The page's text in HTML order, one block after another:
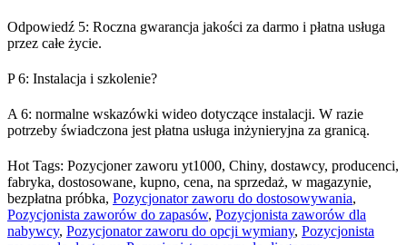
Odpowiedź 5: Roczna gwarancja jakości za darmo i płatna usługa
przez całe życie.
P 6: Instalacja i szkolenie?
A 6: normalne wskazówki wideo dotyczące instalacji. W razie
potrzeby świadczona jest płatna usługa inżynieryjna za granicą.
Hot Tags: Pozycjoner zaworu yt1000, Chiny, dostawcy, producenci,
fabryka, dostosowane, kupno, cena, na sprzedaż, w magazynie,
bezpłatna próbka, Pozycjonator zaworu do dostosowywania,
Pozycjonista zaworów do zapasów, Pozycjonista zaworów dla
nabywcy, Pozycjonator zaworu do opcji wymiany, Pozycjonista